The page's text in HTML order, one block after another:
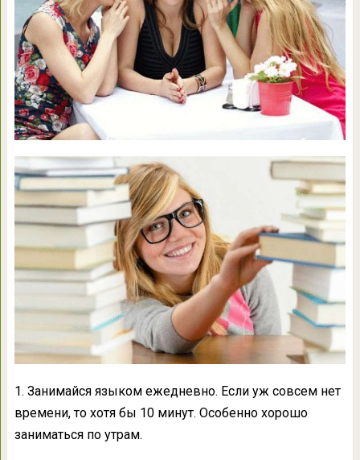
1. Занимайся языком ежедневно. Если уж совсем нет
времени, то хотя бы 10 минут. Особенно хорошо
заниматься по утрам.